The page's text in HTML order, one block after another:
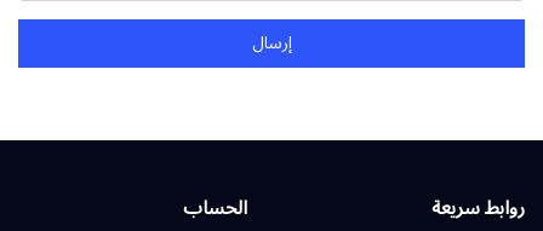
إرسال
روابط سريعة
الحساب